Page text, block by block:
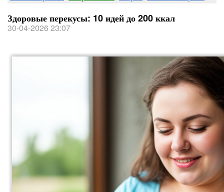
Здоровые перекусы: 10 идей до 200 ккал
30-04-2026 23:07